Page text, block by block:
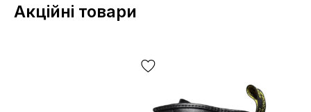
Акційні товари